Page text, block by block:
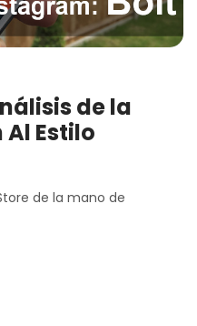
de la
Estilo
de la mano de